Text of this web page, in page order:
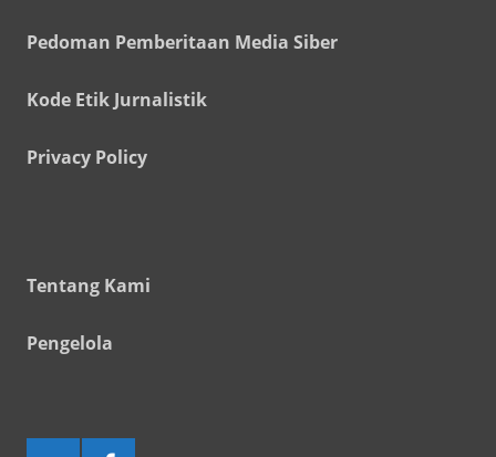
Pedoman Pemberitaan Media Siber
Kode Etik Jurnalistik
Privacy Policy
Tentang Kami
Pengelola